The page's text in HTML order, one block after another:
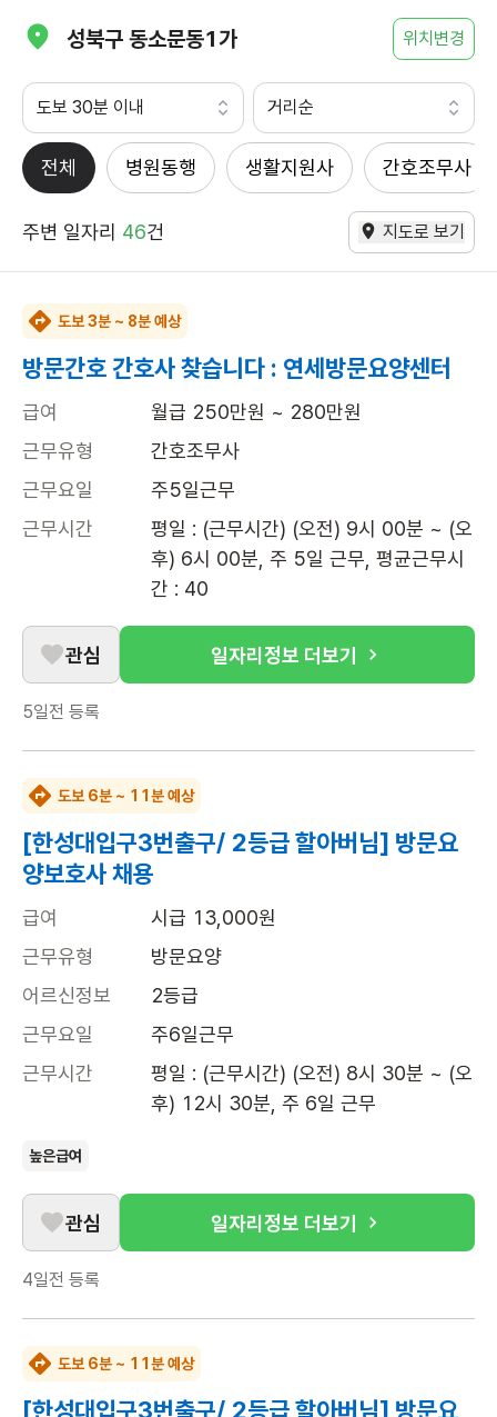
성북구 동소문동1가 위치변경
도보 30분 이내 거리순
전체 병원동행 생활지원사 간호조무사
주변 일자리 46건 지도로 보기
도보 3분 ~ 8분 예상
방문간호 간호사 찾습니다 : 연세방문요양센터
급여
월급 250만원 ~ 280만원
근무유형
간호조무사
근무요일
주5일근무
근무시간
평일 : (근무시간) (오전) 9시 00분 ~ (오
후) 6시 00분, 주 5일 근무, 평균근무시
간 : 40
관심 일자리정보 더보기
5일전 등록
도보 6분 ~ 11분 예상
[한성대입구3번출구/ 2등급 할아버님] 방문요
양보호사 채용
급여
시급 13,000원
근무유형
방문요양
어르신정보
2등급
근무요일
주6일근무
근무시간
평일 : (근무시간) (오전) 8시 30분 ~ (오
후) 12시 30분, 주 6일 근무
높은급여
관심 일자리정보 더보기
4일전 등록
도보 6분 ~ 11분 예상
[한성대입구3번출구/ 2등급 할아버님] 방문요